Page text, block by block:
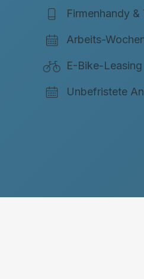
Firmenhandy
Arbeits-
E-Bike-Leasing
Unbefristete